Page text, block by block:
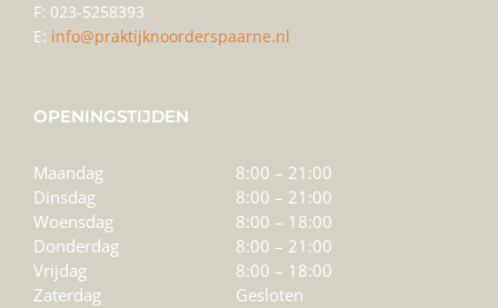
F: 023-5258393
E: info@praktijknoorderspaarne.nl
OPENINGSTIJDEN
Maandag
8:00 – 21:00
Dinsdag
8:00 – 21:00
Woensdag
8:00 – 18:00
Donderdag
8:00 – 21:00
Vrijdag
8:00 – 18:00
Zaterdag
Gesloten